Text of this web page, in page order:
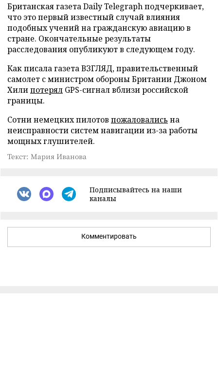
Британская газета Daily Telegraph подчеркивает,
что это первый известный случай влияния
подобных учений на гражданскую авиацию в
стране. Окончательные результаты
расследования опубликуют в следующем году.
Как писала газета ВЗГЛЯД, правительственный
самолет с министром обороны Британии Джоном
Хилипотерял GPS-сигнал вблизи российской
границы.
Сотни немецких пилотов пожаловались на
неисправности систем навигации из-за работы
мощных глушителей.
Текст: Мария Иванова
Подписывайтесь на наши
каналы
Комментировать